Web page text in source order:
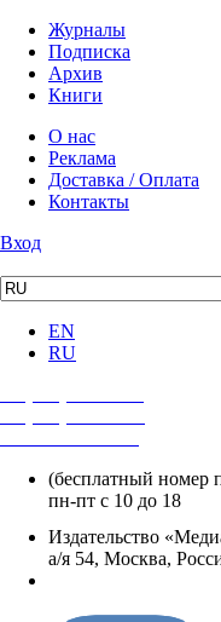
Журналы
Подписка
Архив
Книги
О нас
Реклама
Доставка / Оплата
Контакты
Вход
EN
RU
(бесплатный номер
пн-пт с 10 до 18
Издательство
а/я 54, Москва,